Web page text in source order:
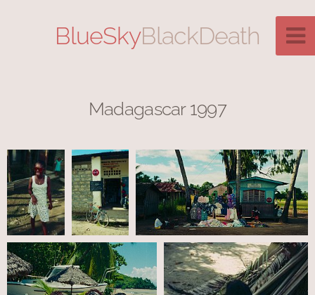
BlueSkyBlackDeath
Madagascar 1997